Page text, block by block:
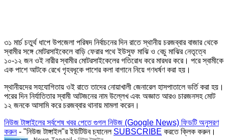
৩১ মার্চ চতুর্থ ধাপে উপজেলা পরিষদ নির্বাচনের দিন রাতে স্থানীয় চরজব্বার বাজার থেকে
স্বামীর সঙ্গে মোটরসাইকেলে বাড়ি ফেরার পথে ইউসুফ মাঝি ও বেচু মাঝির নেতৃত্বে
১০-১২ জন ওই নারীর স্বামীর মোটরসাইকেলের গতিরোধ করে মারধর করে। পরে স্বামীকে
এক পাশে আটকে রেখে গৃহবধূকে পাশের কলা বাগানে নিয়ে গণধর্ষণ করা হয়।
স্থানীয়দের সহযোগিতায় ওই রাতে তাদের নোয়াখালী জেনারেল হাসপাতালে ভর্তি করা হয়।
পরের দিন নির্যাতিতার স্বামী আটজনের নাম উল্লেখ এবং অজ্ঞাত আরও চারজনসহ মোট
১২ জনকে আসামি করে চরজব্বার থানায় মামলা করেন।
নিউজ টাঙ্গাইলের সর্বশেষ খবর পেতে গুগল নিউজ (Google News) ফিডটি অনুসরণ
করুন- "নিউজ টাঙ্গাইল"র ইউটিউব চ্যানেল SUBSCRIBE করতে ক্লিক করুন।